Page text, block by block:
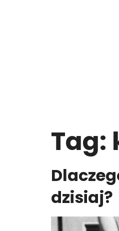
Tag:
dzisiaj?